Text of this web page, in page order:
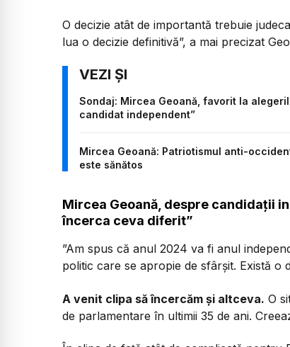
O decizie atât de importantă trebuie
lua o decizie definitivă”, a mai precizat
Sondaj: Mircea Geoană, favorit la
candidat independent”
Mircea Geoană: Patriotismul anti-
este sănătos
Mircea Geoană, despre candidații
încerca ceva diferit”
”Am spus că anul 2024 va fi anul
politic care se apropie de sfârșit. Există
A venit clipa să încercăm și altceva. O
de parlamentare în ultimii 35 de ani.